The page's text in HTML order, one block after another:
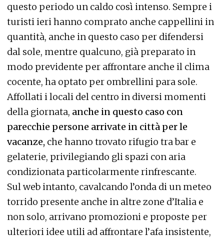
questo periodo un caldo così intenso. Sempre i
turisti ieri hanno comprato anche cappellini in
quantità, anche in questo caso per difendersi
dal sole, mentre qualcuno, già preparato in
modo previdente per affrontare anche il clima
cocente, ha optato per ombrellini para sole.
Affollati i locali del centro in diversi momenti
della giornata, anche in questo caso con
parecchie persone arrivate in città per le
vacanze, che hanno trovato rifugio tra bar e
gelaterie, privilegiando gli spazi con aria
condizionata particolarmente rinfrescante.
Sul web intanto, cavalcando l’onda di un meteo
torrido presente anche in altre zone d’Italia e
non solo, arrivano promozioni e proposte per
ulteriori idee utili ad affrontare l’afa insistente,